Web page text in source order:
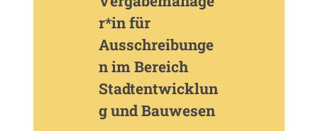
r*in für
Ausschreibunge
n im Bereich
Stadtentwicklun
g und Bauwesen